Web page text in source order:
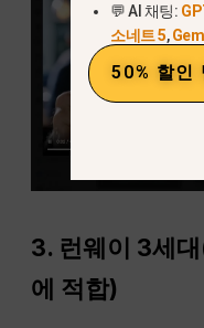
3. 런웨이 3세
에 적합)
💬 AI 채팅:
소네트 5,
50% 할인